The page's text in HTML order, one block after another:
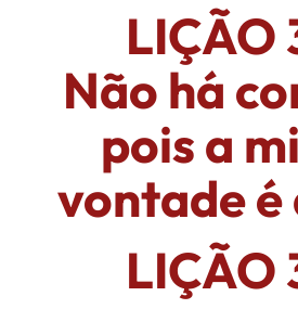
LIÇÃO
Não há
pois a
vontade é
LIÇÃO